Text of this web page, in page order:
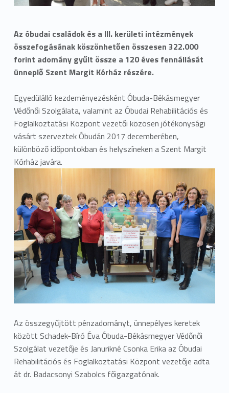
Az óbudai családok és a III. kerületi intézmények
összefogásának köszönhetően összesen 322.000
forint adomány gyűlt össze a 120 éves fennállását
ünneplő Szent Margit Kórház részére.
Egyedülálló kezdeményezésként Óbuda-Békásmegyer
Védőnői Szolgálata, valamint az Óbudai Rehabilitációs és
Foglalkoztatási Központ vezetői közösen jótékonysági
vásárt szerveztek Óbudán 2017 decemberében,
különböző időpontokban és helyszíneken a Szent Margit
Kórház javára.
Az összegyűjtött pénzadományt, ünnepélyes keretek
között Schadek-Bíró Éva Óbuda-Békásmegyer Védőnői
Szolgálat vezetője és Janurikné Csonka Erika az Óbudai
Rehabilitációs és Foglalkoztatási Központ vezetője adta
át dr. Badacsonyi Szabolcs főigazgatónak.